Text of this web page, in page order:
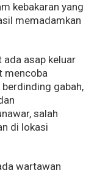
kebakaran yang
memadamkan
ada asap keluar
mencoba
gabah,
salah
di lokasi
wartawan